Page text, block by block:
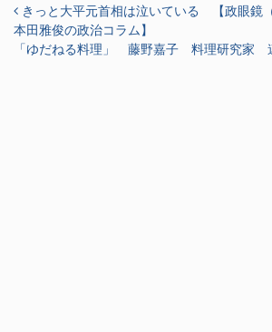
投稿ナビゲーション
きっと大平元首相は泣いている 【政眼鏡
本田雅俊の政治コラム】
「ゆだねる料理」 藤野嘉子 料理研究家